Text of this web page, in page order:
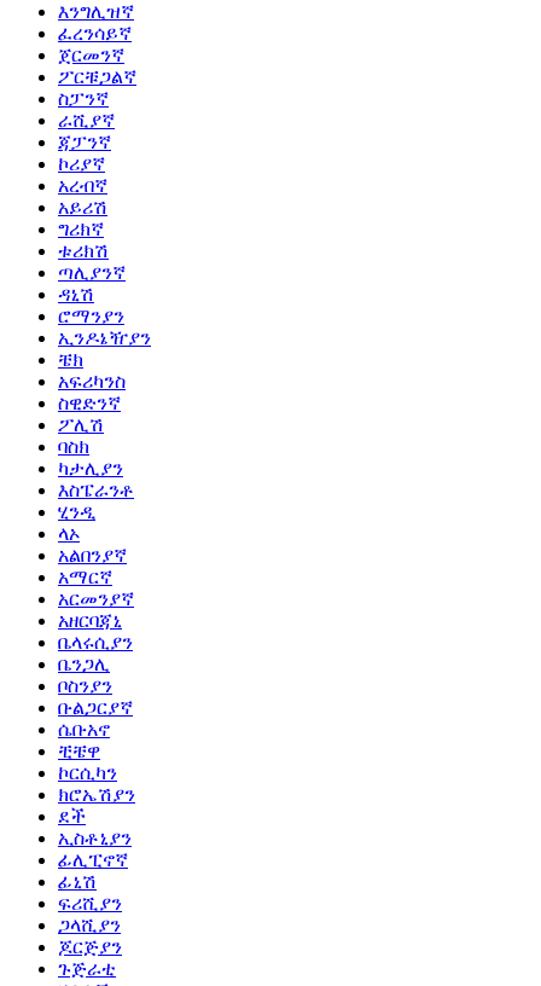
እንግሊዝኛ
ፈረንሳይኛ
ጀርመንኛ
ፖርቹጋልኛ
ስፓንኛ
ራሺያኛ
ጃፓንኛ
ኮሪያኛ
አረብኛ
አይሪሽ
ግሪክኛ
ቱሪክሽ
ጣሊያንኛ
ዳኒሽ
ሮማንያን
ኢንዶኔዥያን
ቼክ
አፍሪካንስ
ስዊድንኛ
ፖሊሽ
ባስክ
ካታሊያን
እስፔራንቶ
ሂንዲ
ላኦ
አልበንያኛ
አማርኛ
አርመንያኛ
አዘርባጃኒ
ቤላሩሲያን
ቤንጋሊ
ቦስንያን
ቡልጋርያኛ
ሴቡአኖ
ቺቼዋ
ኮርሲካን
ክሮኤሽያን
ደች
ኢስቶኒያን
ፊሊፒኖኛ
ፊኒሽ
ፍሪሺያን
ጋላሺያን
ጆርጅያን
ጉጅራቲ